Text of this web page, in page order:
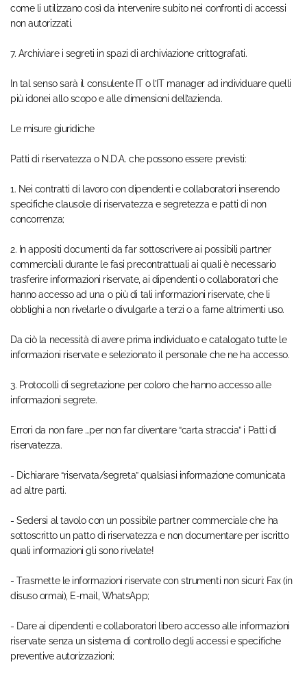
come li utilizzano così da intervenire subito nei confronti di accessi
non autorizzati.
7. Archiviare i segreti in spazi di archiviazione crittografati.
In tal senso sarà il consulente IT o l’IT manager ad individuare quelli
più idonei allo scopo e alle dimensioni dell’azienda.
Le misure giuridiche
Patti di riservatezza o N.D.A. che possono essere previsti:
1. Nei contratti di lavoro con dipendenti e collaboratori inserendo
specifiche clausole di riservatezza e segretezza e patti di non
concorrenza;
2. In appositi documenti da far sottoscrivere ai possibili partner
commerciali durante le fasi precontrattuali ai quali è necessario
trasferire informazioni riservate, ai dipendenti o collaboratori che
hanno accesso ad una o più di tali informazioni riservate, che li
obblighi a non rivelarle o divulgarle a terzi o a farne altrimenti uso.
Da ciò la necessità di avere prima individuato e catalogato tutte le
informazioni riservate e selezionato il personale che ne ha accesso.
3. Protocolli di segretazione per coloro che hanno accesso alle
informazioni segrete.
Errori da non fare …per non far diventare “carta straccia” i Patti di
riservatezza.
- Dichiarare “riservata/segreta” qualsiasi informazione comunicata
ad altre parti.
- Sedersi al tavolo con un possibile partner commerciale che ha
sottoscritto un patto di riservatezza e non documentare per iscritto
quali informazioni gli sono rivelate!
- Trasmette le informazioni riservate con strumenti non sicuri: Fax (in
disuso ormai), E-mail, WhatsApp;
- Dare ai dipendenti e collaboratori libero accesso alle informazioni
riservate senza un sistema di controllo degli accessi e specifiche
preventive autorizzazioni;